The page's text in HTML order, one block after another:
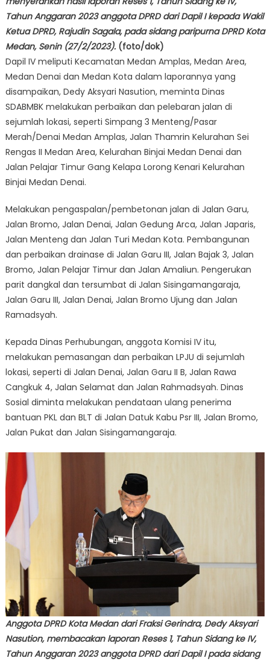
Tahun Anggaran 2023 anggota DPRD dari Dapil I kepada Wakil
Ketua DPRD, Rajudin Sagala, pada sidang paripurna DPRD Kota
Medan, Senin (27/2/2023). (foto/dok)
Dapil IV meliputi Kecamatan Medan Amplas, Medan Area,
Medan Denai dan Medan Kota dalam laporannya yang
disampaikan, Dedy Aksyari Nasution, meminta Dinas
SDABMBK melakukan perbaikan dan pelebaran jalan di
sejumlah lokasi, seperti Simpang 3 Menteng/Pasar
Merah/Denai Medan Amplas, Jalan Thamrin Kelurahan Sei
Rengas II Medan Area, Kelurahan Binjai Medan Denai dan
Jalan Pelajar Timur Gang Kelapa Lorong Kenari Kelurahan
Binjai Medan Denai.
Melakukan pengaspalan/pembetonan jalan di Jalan Garu,
Jalan Bromo, Jalan Denai, Jalan Gedung Arca, Jalan Japaris,
Jalan Menteng dan Jalan Turi Medan Kota. Pembangunan
dan perbaikan drainase di Jalan Garu III, Jalan Bajak 3, Jalan
Bromo, Jalan Pelajar Timur dan Jalan Amaliun. Pengerukan
parit dangkal dan tersumbat di Jalan Sisingamangaraja,
Jalan Garu III, Jalan Denai, Jalan Bromo Ujung dan Jalan
Ramadsyah.
Kepada Dinas Perhubungan, anggota Komisi IV itu,
melakukan pemasangan dan perbaikan LPJU di sejumlah
lokasi, seperti di Jalan Denai, Jalan Garu II B, Jalan Rawa
Cangkuk 4, Jalan Selamat dan Jalan Rahmadsyah. Dinas
Sosial diminta melakukan pendataan ulang penerima
bantuan PKL dan BLT di Jalan Datuk Kabu Psr III, Jalan Bromo,
Jalan Pukat dan Jalan Sisingamangaraja.
Anggota DPRD Kota Medan dari Fraksi Gerindra, Dedy Aksyari
Nasution, membacakan laporan Reses 1, Tahun Sidang ke IV,
Tahun Anggaran 2023 anggota DPRD dari Dapil I pada sidang